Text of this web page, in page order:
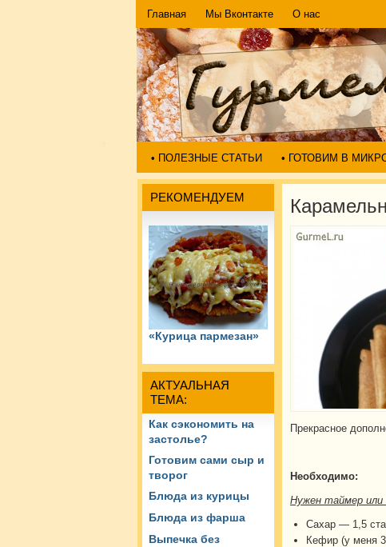
Главная Мы Вконтакте О нас
• ПОЛЕЗНЫЕ СТАТЬИ • ГОТОВИМ В
РЕКОМЕНДУЕМ
«Курица пармезан»
АКТУАЛЬНАЯ
ТЕМА:
Как сэкономить на
застолье?
Готовим сами сыр и
творог
Блюда из курицы
Блюда из фарша
Выпечка без
Прекрасное
Необходимо:
Нужен таймер или
Сахар — 1,5
Кефир (у меня